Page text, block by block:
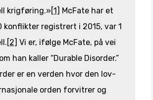
krigføring.»[1] McFate har et
konflikter registrert i 2015, var 1
[2] Vi er, ifølge McFate, på vei
han kaller “Durable Disorder.”
er en verden hvor den lov-
orden forvitrer og